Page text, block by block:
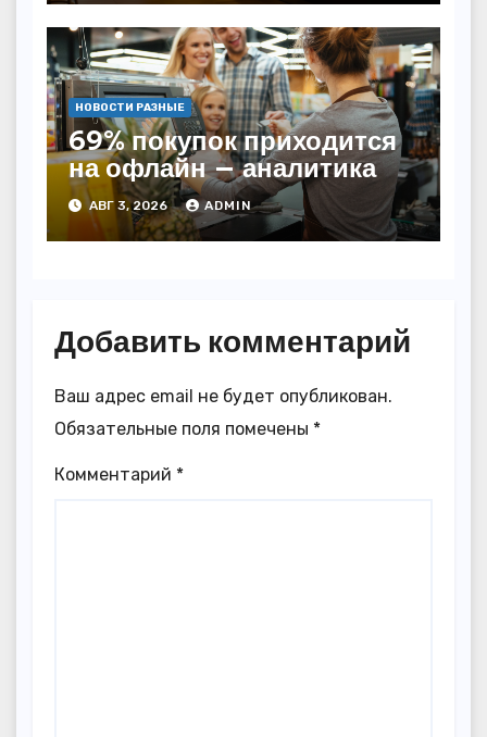
НОВОСТИ РАЗНЫЕ
69% покупок приходится
на офлайн — аналитика
АВГ 3, 2026 ADMIN
Добавить комментарий
Ваш адрес email не будет опубликован.
Обязательные поля помечены *
Комментарий *